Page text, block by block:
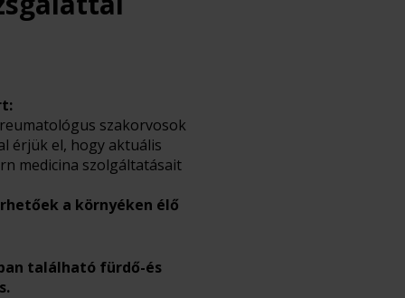
szakorvosok
érjük el, hogy aktuális
medicina szolgáltatásait
a környéken élő
található fürdő-és